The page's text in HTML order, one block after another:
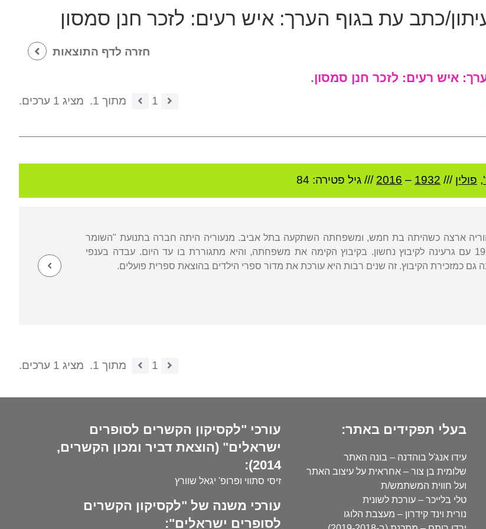
כתב עת בגוף הערך: איש רעים: לזכר חנן סמסון
חזרה לדף התוצאות
איש רעים: לזכר חנן סמסון.
1 מתוך 1.
מציג 1 ערכים.
, פולין ///
1932
–
2016 /// גיל פטירה: 84
הוריה ארצה כשהיתה בת חמש, ומשפחתה השתקעה בתל אביב. מנעוריה היתה חברה בתנועת "השומר
הצעיר", ובמסגרתה הצטרפה ב-1952 עם גרעינה לקיבוץ נחשון. בקיבוץ הקימה את משפחתה, והיא מתגוררת בו עד היום. עבדה בענפי
כמזכירת הקיבוץ. זה שנים רבות היא עורכת את מדור ספרי הילדים בהוצאת ספרית פועלים.
1 מתוך 1. מציג 1 ערכים.
בעלי תפקידים באתר:
עידו אנג'ל בוהדנה – בונה האתר
שלומית בן צור – אחראית על עיצוב האתר
ועל חווית המשתמש/ת
טלי בלייכר – עורכת לשונית
נורית וינד קידרון – מעצבת הלוגו
עורכי "לקסיקון הקשרים לסופרים
ישראלים" (הוצאת דביר ומכון הקשרים,
2014):
זיסי סתווי ופרופ' יגאל שוורץ
עורכי משנה של "לקסיקון הקשרים
לסופרים ישראלים":